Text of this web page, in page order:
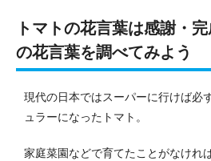
トマトの花言葉は感謝・
の花言葉を調べてみよう
現代の日本ではスーパーに行けば必
ュラーになったトマト。
家庭菜園などで育てたことがなけれ